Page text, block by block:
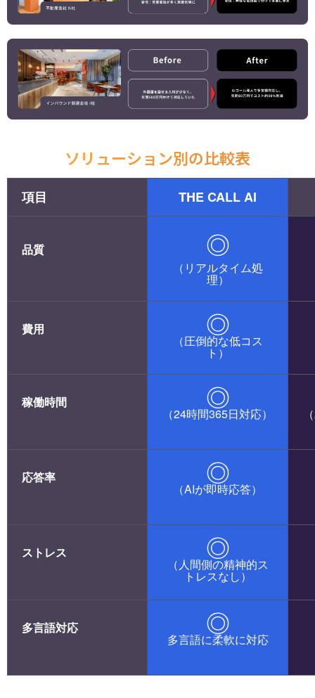
ソリューション別の比較表
項目 THE CALL AI
品質 ◎
（リアルタイム処
理）
費用 ◎
（圧倒的な低コス
ト）
稼働時間 ◎
（24時間365日対応）
応答率 ◎
（AIが即時応答）
ストレス ◎
（人間側の精神的ス
トレスなし）
多言語対応 ◎
多言語に柔軟に対応